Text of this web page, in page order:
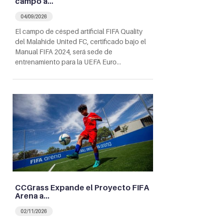
04/09/2026
El campo de césped artificial FIFA Quality
del Malahide United FC, certificado bajo el
Manual FIFA 2024, será sede de
entrenamiento para la UEFA Euro…
CCGrass Expande el Proyecto FIFA
Arena a…
02/11/2026